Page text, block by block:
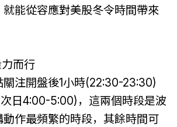
能從容應對美股冬令時間帶來
而行
關注開盤後1小時(22:30-23:30)
日4:00-5:00)，這兩個時段是波
作最頻繁的時段，其餘時間可